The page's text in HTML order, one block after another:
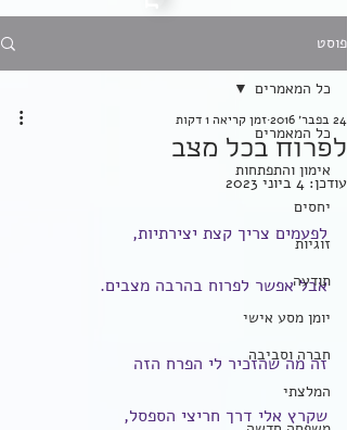
פוסט
כל המאמרים
אימון והתפתחות
יחסים
זוגיות
תודעה
יומן מסע אישי
חברה וסביבה
המלצתי
כל המאמרים
לפרוח בכל מצב
24 בפבר׳ 2016 זמן קריאה 1 דקות
עודכן: 4 ביוני 2023
לפעמים צריך קצת יצירתיות,
אבל אפשר לפרוח בהרבה מצבים.
זה מה שהזכיר לי הפרח הזה
שקרץ אלי דרך חריצי הספסל,